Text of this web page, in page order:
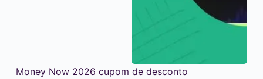
Money Now 2026 cupom de desconto